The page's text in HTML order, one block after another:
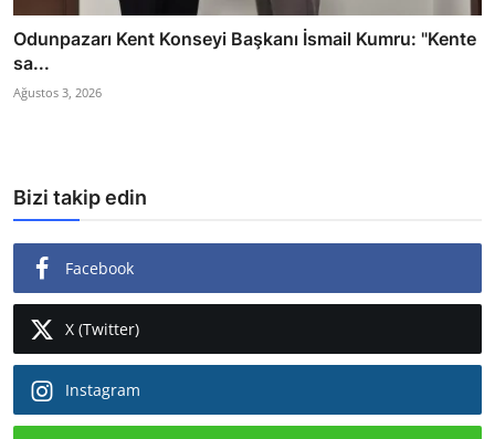
Odunpazarı Kent Konseyi Başkanı İsmail Kumru: "Kente
sa...
Ağustos 3, 2026
Bizi takip edin
Facebook
X (Twitter)
Instagram